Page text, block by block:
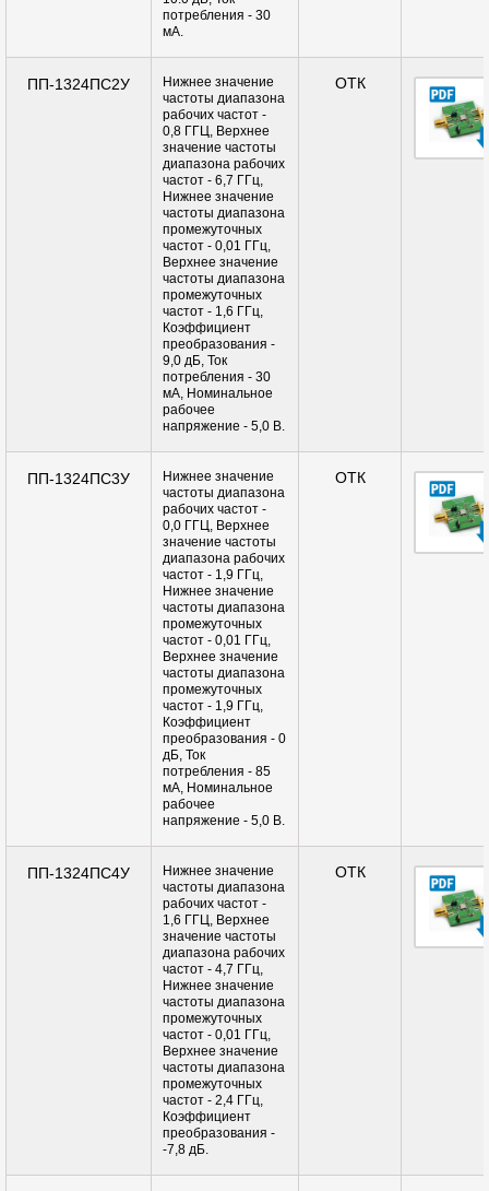
потребления - 30
мА.
ПП-1324ПС2У
Нижнее значение
частоты диапазона
рабочих частот -
0,8 ГГЦ, Верхнее
значение частоты
диапазона рабочих
частот - 6,7 ГГц,
Нижнее значение
частоты диапазона
промежуточных
частот - 0,01 ГГц,
Верхнее значение
частоты диапазона
промежуточных
частот - 1,6 ГГц,
Коэффициент
преобразования -
9,0 дБ, Ток
потребления - 30
мА, Номинальное
рабочее
напряжение - 5,0 В.
ОТК
ПП-1324ПС3У
Нижнее значение
частоты диапазона
рабочих частот -
0,0 ГГЦ, Верхнее
значение частоты
диапазона рабочих
частот - 1,9 ГГц,
Нижнее значение
частоты диапазона
промежуточных
частот - 0,01 ГГц,
Верхнее значение
частоты диапазона
промежуточных
частот - 1,9 ГГц,
Коэффициент
преобразования - 0
дБ, Ток
потребления - 85
мА, Номинальное
рабочее
напряжение - 5,0 В.
ОТК
ПП-1324ПС4У
Нижнее значение
частоты диапазона
рабочих частот -
1,6 ГГЦ, Верхнее
значение частоты
диапазона рабочих
частот - 4,7 ГГц,
Нижнее значение
частоты диапазона
промежуточных
частот - 0,01 ГГц,
Верхнее значение
частоты диапазона
промежуточных
частот - 2,4 ГГц,
Коэффициент
преобразования -
-7,8 дБ.
ОТК